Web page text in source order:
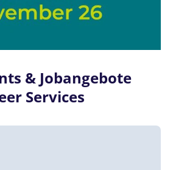
& Jobangebote
Services